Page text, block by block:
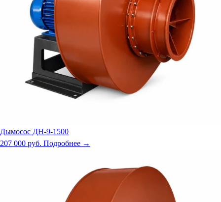
Дымосос ДН-9-1500
207 000 руб. Подробнее →